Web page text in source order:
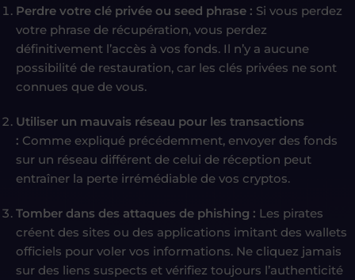
Perdre votre clé privée ou seed phrase : Si vous perdez
votre phrase de récupération, vous perdez
définitivement l’accès à vos fonds. Il n’y a aucune
possibilité de restauration, car les clés privées ne sont
connues que de vous.
Utiliser un mauvais réseau pour les transactions
: Comme expliqué précédemment, envoyer des fonds
sur un réseau différent de celui de réception peut
entraîner la perte irrémédiable de vos cryptos.
Tomber dans des attaques de phishing : Les pirates
créent des sites ou des applications imitant des wallets
officiels pour voler vos informations. Ne cliquez jamais
sur des liens suspects et vérifiez toujours l’authenticité